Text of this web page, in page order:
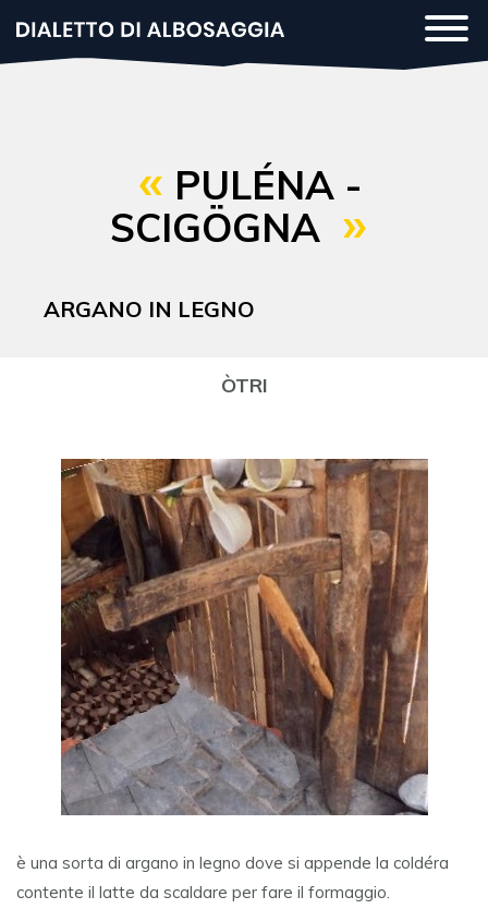
PULÉNA -
SCIGÖGNA
ARGANO IN LEGNO
ÒTRI
è una sorta di argano in legno dove si appende la coldéra
contente il latte da scaldare per fare il formaggio.